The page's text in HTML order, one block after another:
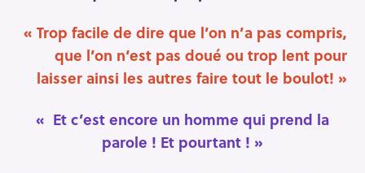
« Trop facile de dire que l’on n’a pas compris,
que l’on n‘est pas doué ou trop lent pour
laisser ainsi les autres faire tout le boulot! »
« Et c’est encore un homme qui prend la
parole ! Et pourtant ! »